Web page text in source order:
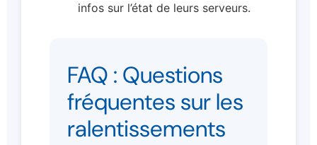
infos sur l’état de leurs serveurs.
FAQ : Questions
fréquentes sur les
ralentissements